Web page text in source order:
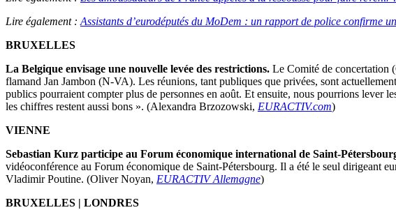
Lire également : Assistants d’eurodéputés du MoDem : un rapport de police confirme
BRUXELLES
La Belgique envisage une nouvelle levée des restrictions. Le Comité de concertation
flamand Jan Jambon (N-VA). Les réunions, tant publiques que privées, sont
publics pourraient compter plus de personnes en août. Et ensuite, nous pourrions lever
les chiffres restent aussi bons ». (Alexandra Brzozowski, EURACTIV.com)
VIENNE
Sebastian Kurz participe au Forum économique international de Saint-
vidéoconférence au Forum économique de Saint-Pétersbourg. Il a été le seul dirigeant
Vladimir Poutine. (Oliver Noyan, EURACTIV Allemagne)
BRUXELLES | LONDRES